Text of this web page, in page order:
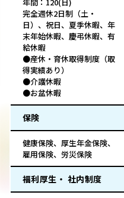
年間：120(日)
完全週休2日制（土・
日）、祝日、夏季休暇、年
末年始休暇、慶弔休暇、有
給休暇
●産休・育休取得制度（取
得実績あり）
●介護休暇
●お盆休暇
保険
健康保険、厚生年金保険、
雇用保険、労災保険
福利厚生・ 社内制度